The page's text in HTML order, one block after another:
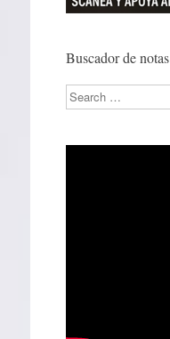
Buscador de notas
Search